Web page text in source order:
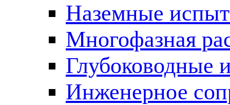
Наземные
Многофазная
Глубоководные
Инженерное